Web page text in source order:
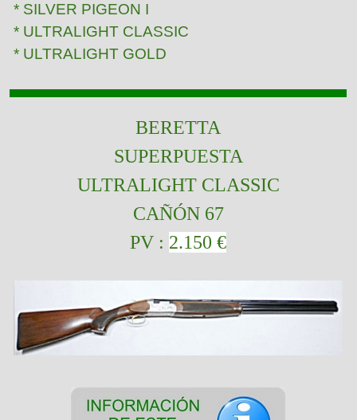
* SILVER PIGEON I
* ULTRALIGHT CLASSIC
* ULTRALIGHT GOLD
BERETTA
SUPERPUESTA
ULTRALIGHT CLASSIC
CAÑÓN 67
PV : 2.150 €